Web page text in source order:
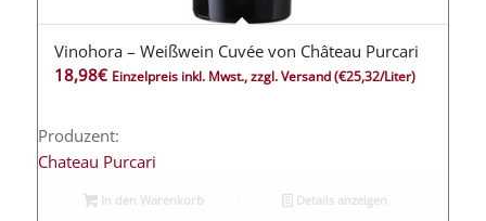
Vinohora – Weißwein Cuvée von Château Purcari
18,98€ Einzelpreis inkl. Mwst., zzgl. Versand(€25,32/Liter)
Produzent:
Chateau Purcari
In den Warenkorb Details anzeigen